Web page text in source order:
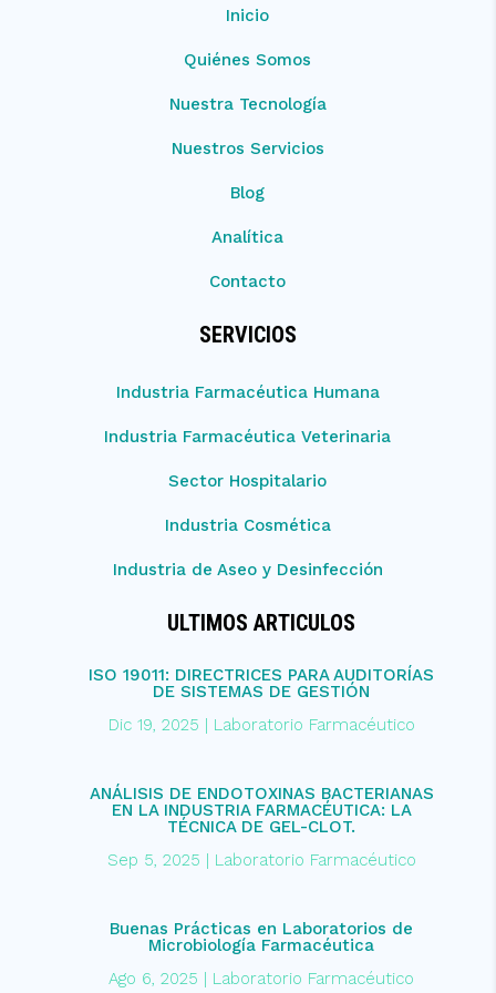
Inicio
Quiénes Somos
Nuestra Tecnología
Nuestros Servicios
Blog
Analítica
Contacto
SERVICIOS
Industria Farmacéutica Humana
Industria Farmacéutica Veterinaria
Sector Hospitalario
Industria Cosmética
Industria de Aseo y Desinfección
ULTIMOS ARTICULOS
ISO 19011: DIRECTRICES PARA AUDITORÍAS
DE SISTEMAS DE GESTIÓN
Dic 19, 2025 | Laboratorio Farmacéutico
ANÁLISIS DE ENDOTOXINAS BACTERIANAS
EN LA INDUSTRIA FARMACÉUTICA: LA
TÉCNICA DE GEL-CLOT.
Sep 5, 2025 | Laboratorio Farmacéutico
Buenas Prácticas en Laboratorios de
Microbiología Farmacéutica
Ago 6, 2025 | Laboratorio Farmacéutico